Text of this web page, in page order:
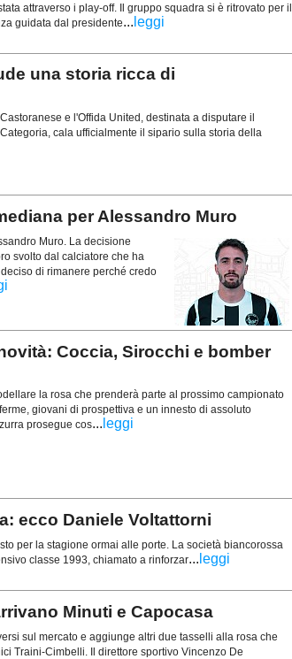
attraverso i play-off. Il gruppo squadra si è ritrovato per il
guidata dal presidente... leggi
una storia ricca di
e l'Offida United, destinata a disputare il
cala ufficialmente il sipario sulla storia della
per Alessandro Muro
Muro. La decisione
svolto dal calciatore che ha
di rimanere perché credo
Coccia, Sirocchi e bomber
la rosa che prenderà parte al prossimo campionato
giovani di prospettiva e un innesto di assoluto
prosegue cos... leggi
ecco Daniele Voltattorni
per la stagione ormai alle porte. La società biancorossa
classe 1993, chiamato a rinforzar... leggi
Minuti e Capocasa
sul mercato e aggiunge altri due tasselli alla rosa che
Traini-Cimbelli. Il direttore sportivo Vincenzo De